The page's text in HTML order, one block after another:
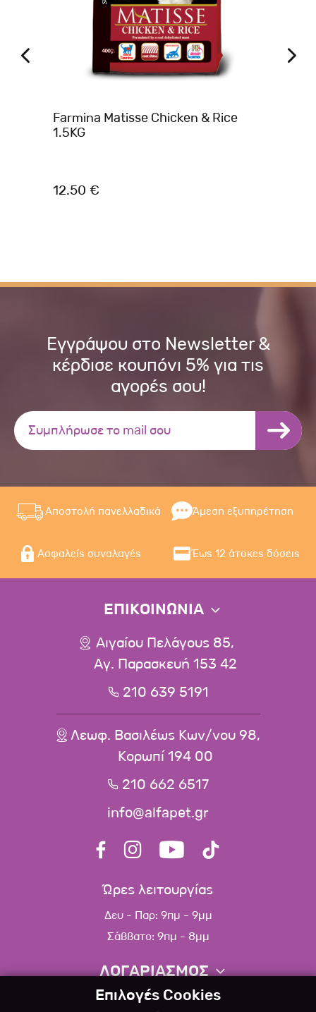
Farmina Matisse Chicken & Rice
1.5KG
12.50 €
Εγγράψου στο Newsletter &
κέρδισε κουπόνι 5% για τις
αγορές σου!
Αποστολή πανελλαδικά Άμεση εξυπηρέτηση
Ασφαλείς συναλαγές Έως 12 άτοκες δόσεις
ΕΠΙΚΟΙΝΩΝΙΑ
Αιγαίου Πελάγους 85,
Αγ. Παρασκευή 153 42
210 639 5191
Λεωφ. Βασιλέως Κων/νου 98,
Κορωπί 194 00
210 662 6517
info@alfapet.gr
Ώρες λειτουργίας
Δευ - Παρ: 9πμ - 9μμ
Σάββατο: 9πμ - 8μμ
ΛΟΓΑΡΙΑΣΜΟΣ
Πληροφορίες λογαριασμού
Επιλογές Cookies